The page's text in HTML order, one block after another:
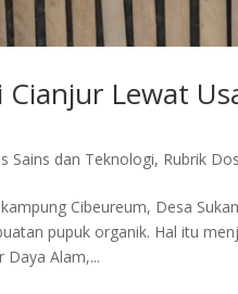
Lewat
Sains dan Teknologi, Rubrik
Cibeureum, Desa
pupuk organik. Hal itu
Alam,...